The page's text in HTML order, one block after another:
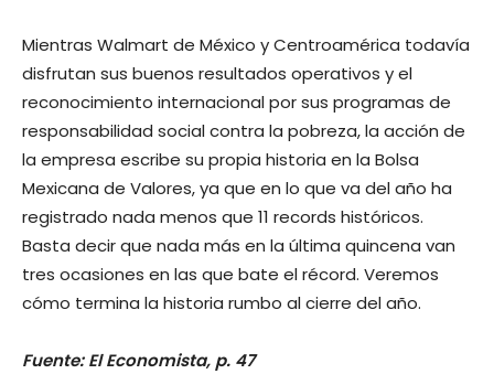
Mientras Walmart de México y Centroamérica todavía
disfrutan sus buenos resultados operativos y el
reconocimiento internacional por sus programas de
responsabilidad social contra la pobreza, la acción de
la empresa escribe su propia historia en la Bolsa
Mexicana de Valores, ya que en lo que va del año ha
registrado nada menos que 11 records históricos.
Basta decir que nada más en la última quincena van
tres ocasiones en las que bate el récord. Veremos
cómo termina la historia rumbo al cierre del año.
Fuente: El Economista, p. 47